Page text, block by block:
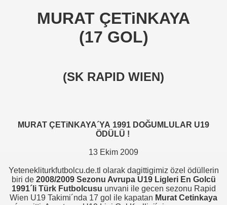
MURAT ÇETiNKAYA
(17 GOL)
(SK RAPID WIEN)
MURAT ÇETiNKAYA´YA 1991 DOĞUMLULAR U19
ÖDÜLÜ !
13 Ekim 2009
Yetenekliturkfutbolcu.de.tl olarak dagittigimiz özel ödüllerin
biri de 2008/2009 Sezonu Avrupa U19 Ligleri En Golcü
1991´li Türk Futbolcusu unvani ile gecen sezonu Rapid
Wien U19 Takimi´nda 17 gol ile kapatan Murat Cetinkaya
arası Gol Krallığı